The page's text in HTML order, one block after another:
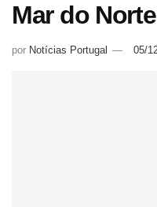
Mar do
por Notícias Portugal 05/